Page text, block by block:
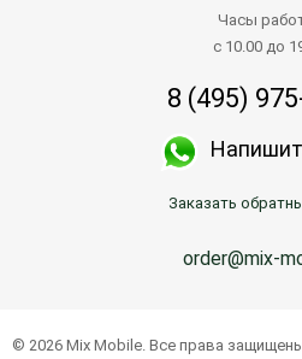
Часы
с 10.00 до
8 (495)
Заказать
order@mix-
© 2026 Mix Mobile. Все права